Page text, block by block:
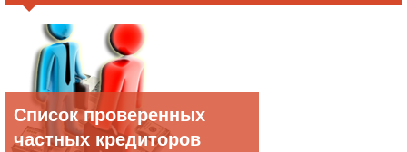
Список проверенных
частных кредиторов